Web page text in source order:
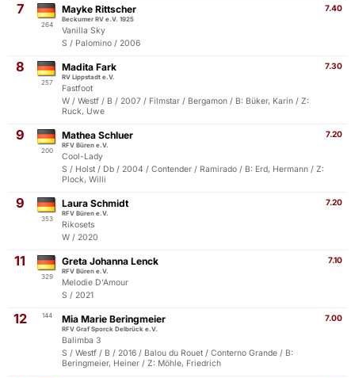
7
264
7.40
Mayke Rittscher
Beckumer RV e.V. 1925
Vanilla Sky
S / Palomino / 2006
8
257
7.30
Madita Fark
RV Lippstadt e.V.
Fastfoot
W / Westf / B / 2007 / Filmstar / Bergamon / B: Büker, Karin / Z:
Ruck, Uwe
9
200
7.20
Mathea Schluer
RFV Büren e.V.
Cool-Lady
S / Holst / Db / 2004 / Contender / Ramirado / B: Erd, Hermann / Z:
Plock, Willi
9
353
7.20
Laura Schmidt
RFV Büren e.V.
Rikosets
W / 2020
11
329
7.10
Greta Johanna Lenck
RFV Büren e.V.
Melodie D'Amour
S / 2021
12 144 7.00
Mia Marie Beringmeier
RFV Graf Sporck Delbrück e.V.
Balimba 3
S / Westf / B / 2016 / Balou du Rouet / Conterno Grande / B:
Beringmeier, Heiner / Z: Möhle, Friedrich